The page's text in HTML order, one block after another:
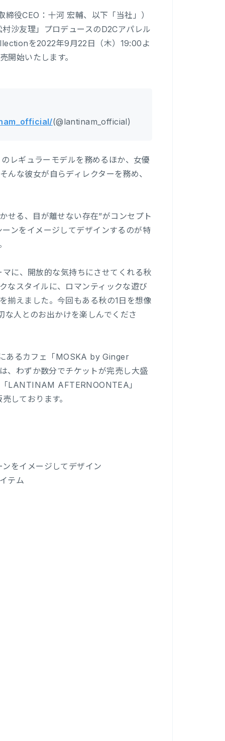
役CEO：十河 宏輔、以下「当社」）
沙友理」プロデュースのD2Cアパレル
を2022年9月22日（木）19:00よ
開始いたします。
(@lantinam_official)
レギュラーモデルを務めるほか、女優
な彼女が自らディレクターを務め、
る、目が離せない存在”がコンセプト
ンをイメージしてデザインするのが特
に、開放的な気持ちにさせてくれる秋
なスタイルに、ロマンティックな遊び
揃えました。今回もある秋の1日を想像
人とのお出かけを楽しんでくださ
あるカフェ「MOSKA by Ginger
、わずか数分でチケットが完売し大盛
LANTINAM AFTERNOONTEA」
しております。
をイメージしてデザイン
テム